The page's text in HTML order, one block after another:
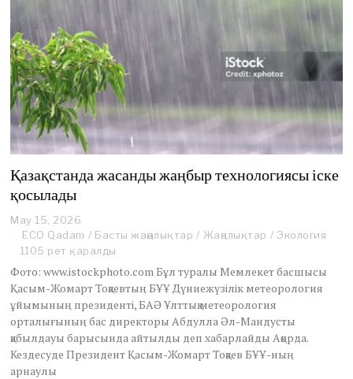
Қазақстанда жасанды жаңбыр технологиясы іске
қосылады
May 15, 2026
a
y
5
,
2
0
6
ECO Qadam / Басты жаңалықтар / Жаңалықтар / Экология
1105 рет қаралды
Фото: www.istockphoto.com Бұл туралы Мемлекет басшысы
Қасым-Жомарт Тоқаевтың БҰҰ Дүниежүзілік метеорология
ұйымының президенті, БАӘ Ұлттық метеорология
орталығының бас директоры Абдулла Әл-Мандусты
қабылдауы барысында айтылды деп хабарлайды Ақорда.
Кездесуде Президент Қасым-Жомарт Тоқаев БҰҰ-ның
арнаулы